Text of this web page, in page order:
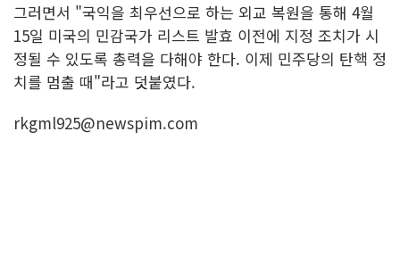
그러면서 "국익을 최우선으로 하는 외교 복원을 통해 4월
15일 미국의 민감국가 리스트 발효 이전에 지정 조치가 시
정될 수 있도록 총력을 다해야 한다. 이제 민주당의 탄핵 정
치를 멈출 때"라고 덧붙였다.
rkgml925@newspim.com